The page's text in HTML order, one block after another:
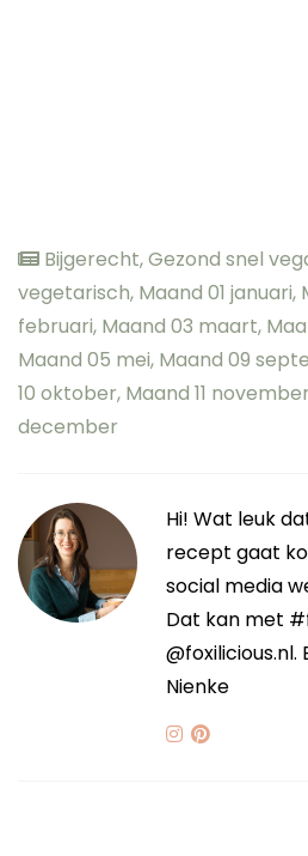
Bijgerecht,Gezond snel
vegetarisch, Maand 01 januari,
februari, Maand 03 maart,
Maand 05 mei, Maand 09
10 oktober, Maand 11 november
december
Hi! Wat leuk
recept gaat
social media
Dat kan met
@foxilicious.nl.
Nienke